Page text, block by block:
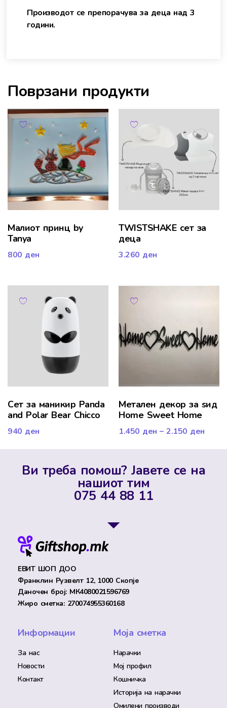
Производот се препорачува за деца над 3
години.
Поврзани продукти
Малиот принц by
Tanya
800 ден
TWISTSHAKE сет за
деца
3.260 ден
Сет за маникир Panda
and Polar Bear Chicco
940 ден
Mетален декор за ѕид
Home Sweet Home
1.450 ден – 2.150 ден
Ви треба помош? Јавете се на
нашиот тим
075 44 88 11
ЕВИТ ШОП ДОО
Франклин Рузвелт 12, 1000 Скопје
Даночен број: МК4080021596769
Жиро сметка: 270074955360168
Информации
За нас
Новости
Контакт
Моја сметка
Нарачки
Мој профил
Кошничка
Историја на нарачки
Омилени производи